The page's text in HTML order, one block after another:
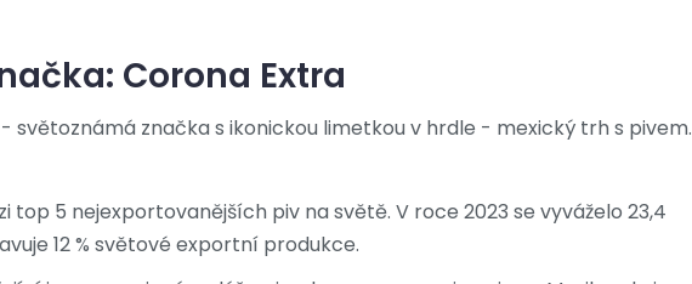
Corona Extra
- světoznámá značka s ikonickou limetkou v hrdle - mexický trh s pivem.
top 5 nejexportovanějších piv na světě. V roce 2023 se vyváželo 23,4
12 % světové exportní produkce.